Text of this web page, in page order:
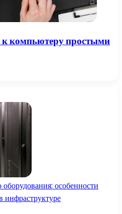
компьютеру простыми
особенности
инфраструктуре